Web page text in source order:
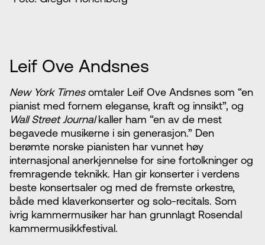
Leif Ove Andsnes
New York Timesomtaler Leif Ove Andsnes som “en
pianist med fornem eleganse, kraft og innsikt”, og
Wall Street Journalkaller ham “en av de mest
begavede musikerne i sin generasjon.” Den
berømte norske pianisten har vunnet høy
internasjonal anerkjennelse for sine fortolkninger og
fremragende teknikk. Han gir konserter i verdens
beste konsertsaler og med de fremste orkestre,
både med klaverkonserter og solo-recitals. Som
ivrig kammermusiker har han grunnlagt Rosendal
kammermusikkfestival.